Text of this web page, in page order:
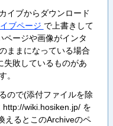
イブからダウンロード
ブページ で上書きして
ページや画像がインタ
ままになっている場合
失敗しているものがあ
。
ので(添付ファイルを除
http://wiki.hosiken.jp/ を
えるとこのArchiveのペ